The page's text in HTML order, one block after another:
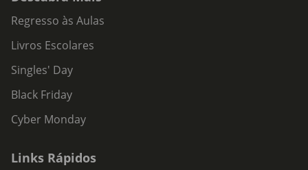
Regresso às Aulas
Livros Escolares
Singles' Day
Black Friday
Cyber Monday
Links Rápidos